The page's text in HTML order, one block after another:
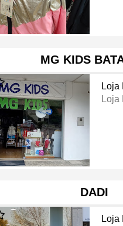
MG KIDS
Loja
Loja
DADI
Loja